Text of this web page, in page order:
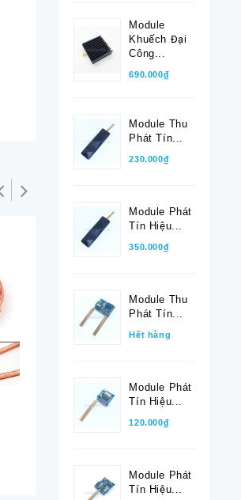
Cáp Chuyển RP-SMA
Female Sang MMCX
Module
Khuếch Đại
Công...
690.000₫
Module Thu
Phát Tín...
230.000₫
Module Phát
Tín Hiệu...
350.000₫
Module Thu
Phát Tín...
Hết hàng
Module Phát
Tín Hiệu...
120.000₫
Module Phát
Tín Hiệu...